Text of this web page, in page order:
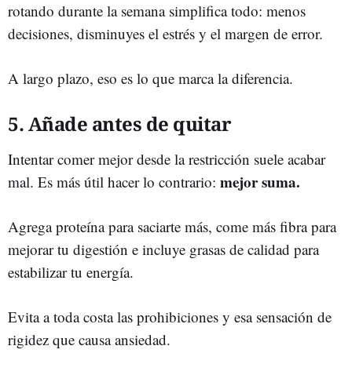
rotando durante la semana simplifica todo: menos
decisiones, disminuyes el estrés y el margen de error.
A largo plazo, eso es lo que marca la diferencia.
5. Añade antes de quitar
Intentar comer mejor desde la restricción suele acabar
mal. Es más útil hacer lo contrario: mejor suma.
Agrega proteína para saciarte más, come más fibra para
mejorar tu digestión e incluye grasas de calidad para
estabilizar tu energía.
Evita a toda costa las prohibiciones y esa sensación de
rigidez que causa ansiedad.